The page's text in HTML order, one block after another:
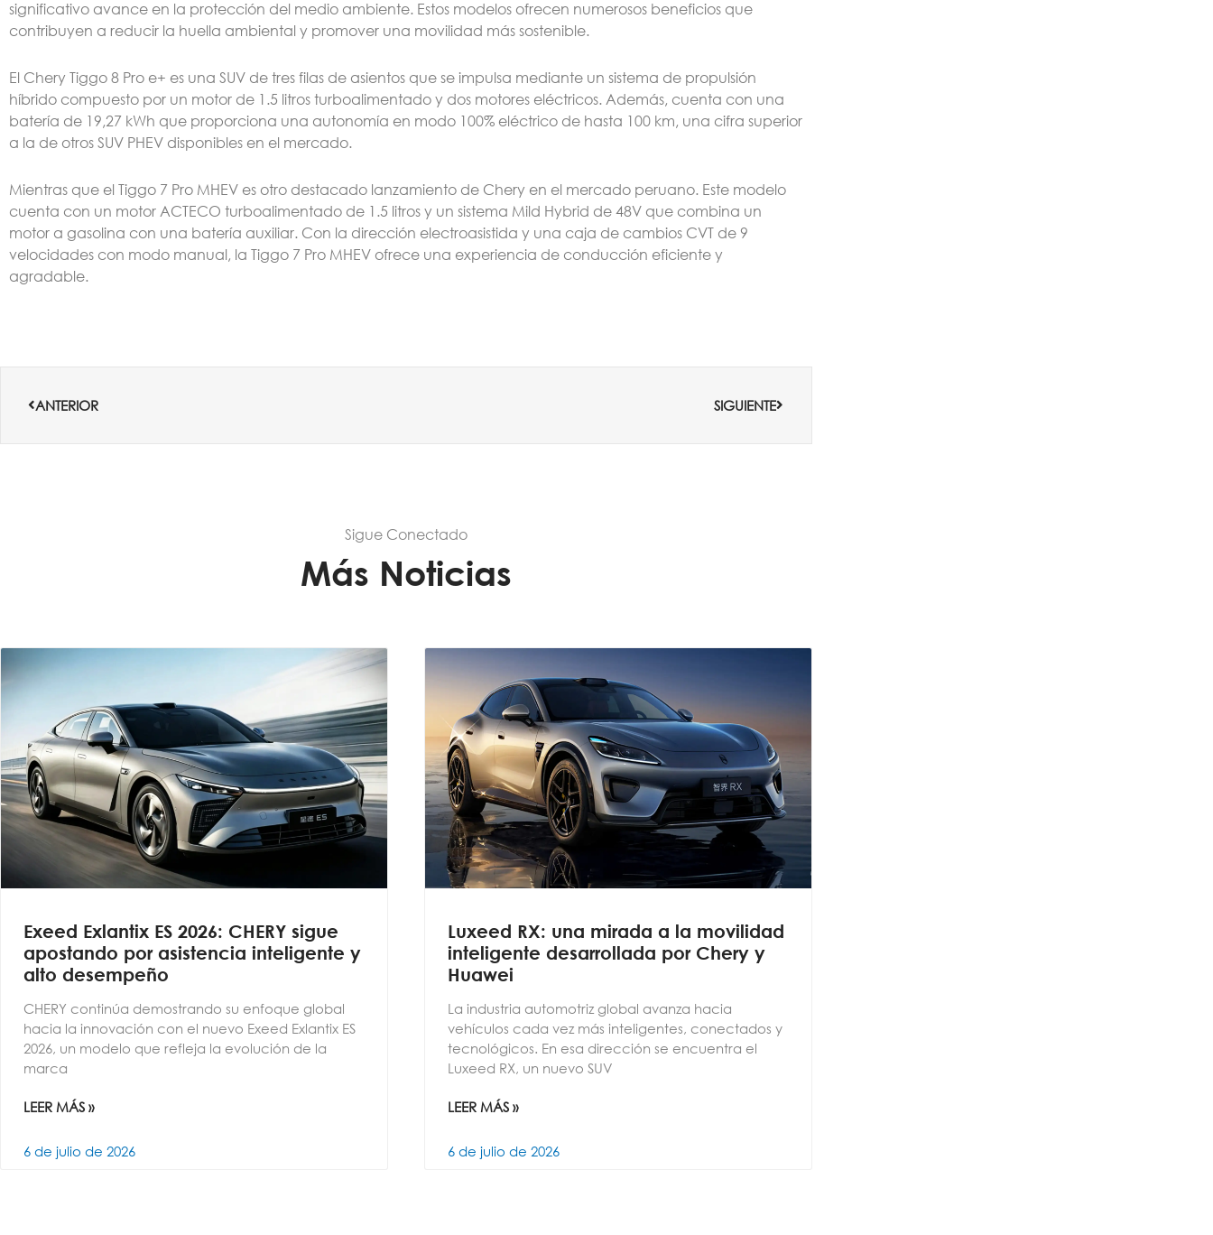
significativo avance en la protección del medio ambiente. Estos modelos ofrecen numerosos beneficios que
contribuyen a reducir la huella ambiental y promover una movilidad más sostenible.
El Chery Tiggo 8 Pro e+ es una SUV de tres filas de asientos que se impulsa mediante un sistema de propulsión
híbrido compuesto por un motor de 1.5 litros turboalimentado y dos motores eléctricos. Además, cuenta con una
batería de 19,27 kWh que proporciona una autonomía en modo 100% eléctrico de hasta 100 km, una cifra superior
a la de otros SUV PHEV disponibles en el mercado.
Mientras que el Tiggo 7 Pro MHEV es otro destacado lanzamiento de Chery en el mercado peruano. Este modelo
cuenta con un motor ACTECO turboalimentado de 1.5 litros y un sistema Mild Hybrid de 48V que combina un
motor a gasolina con una batería auxiliar. Con la dirección electroasistida y una caja de cambios CVT de 9
velocidades con modo manual, la Tiggo 7 Pro MHEV ofrece una experiencia de conducción eficiente y
agradable.
ANTERIOR
SIGUIENTE
Sigue Conectado
Más Noticias
Exeed Exlantix ES 2026: CHERY sigue
apostando por asistencia inteligente y
alto desempeño
CHERY continúa demostrando su enfoque global
hacia la innovación con el nuevo Exeed Exlantix ES
2026, un modelo que refleja la evolución de la
marca
LEER MÁS »
6 de julio de 2026
Luxeed RX: una mirada a la movilidad
inteligente desarrollada por Chery y
Huawei
La industria automotriz global avanza hacia
vehículos cada vez más inteligentes, conectados y
tecnológicos. En esa dirección se encuentra el
Luxeed RX, un nuevo SUV
LEER MÁS »
6 de julio de 2026